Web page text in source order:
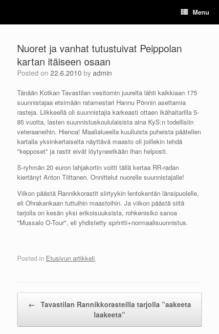
content
Menu
Nuoret ja vanhat tutustuivat Peippolan
kartan itäiseen osaan
Posted on 22.6.2010 by admin
Tänään Kotkan Tavastilan vesitornin juurelta lähti kaikkiaan 175
suunnistajaa etsimään ratamestari Hannu Pönnin asettamia
rasteja. Liikkeellä oli suunnistajia karkeasti ottaen ikähaitarilla 5-
85 vuotta, lasten suunnistuskoululaisista aina KyS:n todellisiin
veteraaneihin. Hienoa! Maalialueella kuulluista puheista päätellen
kartalla yksinkertaiselta näyttävä maasto oli joillekin tehdä
"kepposet" ja rastit eivät löytyneetkään ihan helposti.
S-ryhmän 20 euron lahjakortin voitti tällä kertaa RR-radan
kiertänyt Anton Tiittanen. Onnittelut nuorelle suunnistajalle!
Viikon päästä Rannikkorastit siirtyykin lentokentän länsipuolelle,
eli Ohrakankaan tuttuihin maastoihin. Ja viikon päästä siitä
tarjolla on kesän yksi erikoisuuksista, rohkenisiko sanoa
"Mussalo O-Tour", eli yhdistetty sprintti+normaalisuunnistus.
Posted in Etusivun artikkeli.
← Tavastilan Rannikkorasteilla tarjolla ”aakeeta
laakeeta”